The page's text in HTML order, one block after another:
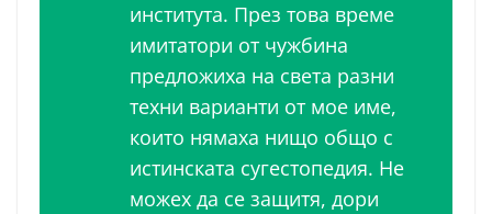
института. През това време
имитатори от чужбина
предложиха на света разни
техни варианти от мое име,
които нямаха нищо общо с
истинската сугестопедия. Не
можех да се защитя, дори